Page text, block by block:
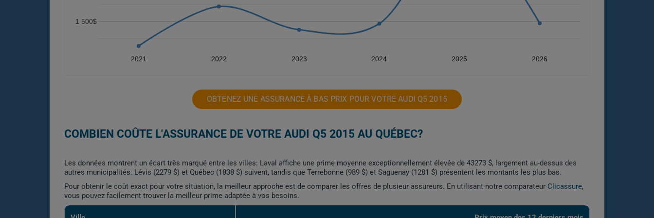
2021 2022 2023 2024 2025 2026
1 500$
OBTENEZ UNE ASSURANCE À BAS PRIX POUR VOTRE AUDI Q5 2015
COMBIEN COÛTE L'ASSURANCE DE VOTRE AUDI Q5 2015 AU QUÉBEC?
Les données montrent un écart très marqué entre les villes: Laval affiche une prime moyenne exceptionnellement élevée de 43273 $, largement au-dessus des
autres municipalités. Lévis (2279 $) et Québec (1838 $) suivent, tandis que Terrebonne (989 $) et Saguenay (1281 $) présentent les montants les plus bas.
Pour obtenir le coût exact pour votre situation, la meilleur approche est de comparer les offres de plusieur assureurs. En utilisant notre comparateur Clicassure,
vous pouvez facilement trouver la meilleur prime adaptée à vos besoins.